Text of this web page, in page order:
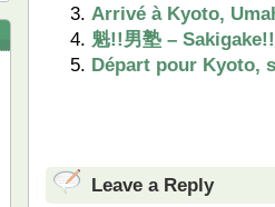
Arrivé à Kyoto,
魁!!男塾 –
Départ pour Kyoto,
Leave a Reply